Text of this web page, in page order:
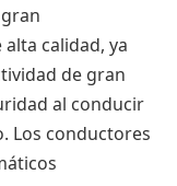
calidad, ya
de gran
al conducir
Los conductores